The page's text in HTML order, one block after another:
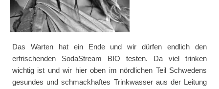
Das Warten hat ein Ende und wir dürfen endlich den
erfrischenden SodaStream BIO testen. Da viel trinken
wichtig ist und wir hier oben im nördlichen Teil Schwedens
gesundes und schmackhaftes Trinkwasser aus der Leitung